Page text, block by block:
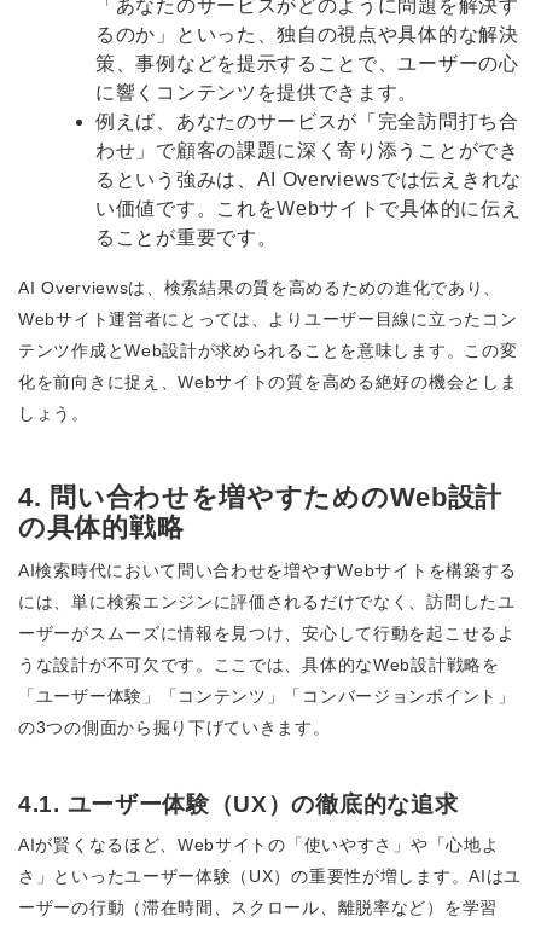
「あなたのサービスがどのように問題を解決す
るのか」といった、独自の視点や具体的な解決
策、事例などを提示することで、ユーザーの心
に響くコンテンツを提供できます。
例えば、あなたのサービスが「完全訪問打ち合
わせ」で顧客の課題に深く寄り添うことができ
るという強みは、AI Overviewsでは伝えきれな
い価値です。これをWebサイトで具体的に伝え
ることが重要です。
AI Overviewsは、検索結果の質を高めるための進化であり、
Webサイト運営者にとっては、よりユーザー目線に立ったコン
テンツ作成とWeb設計が求められることを意味します。この変
化を前向きに捉え、Webサイトの質を高める絶好の機会としま
しょう。
4. 問い合わせを増やすためのWeb設計
の具体的戦略
AI検索時代において問い合わせを増やすWebサイトを構築する
には、単に検索エンジンに評価されるだけでなく、訪問したユ
ーザーがスムーズに情報を見つけ、安心して行動を起こせるよ
うな設計が不可欠です。ここでは、具体的なWeb設計戦略を
「ユーザー体験」「コンテンツ」「コンバージョンポイント」
の3つの側面から掘り下げていきます。
4.1. ユーザー体験（UX）の徹底的な追求
AIが賢くなるほど、Webサイトの「使いやすさ」や「心地よ
さ」といったユーザー体験（UX）の重要性が増します。AIはユ
ーザーの行動（滞在時間、スクロール、離脱率など）を学習